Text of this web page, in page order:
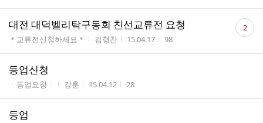
대전 대덕벨리탁구동회 친선교류전 요청
게시판명
＊교류전신청하세요＊ 작성자
김형찬 작성시간
15.04.17 조회수
98
댓
글 2
등업신청
게시판명
ㆍ등업요청ㆍ 작성자
강훈 작성시간
15.04.12 조회수
28
등업